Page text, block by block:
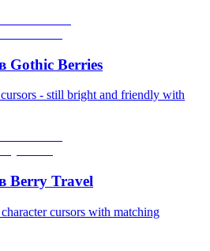
Gothic Berries
- still bright and friendly with
Berry Travel
cursors with matching